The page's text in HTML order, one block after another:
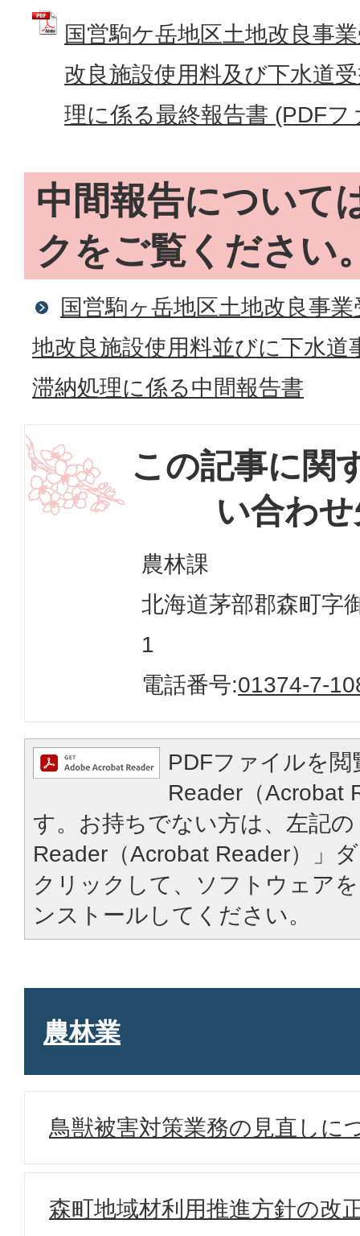
国営駒ケ岳地区土地改良事
改良施設使用料及び下水道
理に係る最終報告書 (PDF
中間報告について
クをご覧ください
国営駒ヶ岳地区土地改良事
地改良施設使用料並びに下水道
滞納処理に係る中間報告書
この記事に関
い合わ
農林課
北海道茅部郡森町字
1
電話番号:01374-7-
PDFファイルを
Reader（Acrobat
す。お持ちでない方は、左記
Reader（Acrobat Reader）」
クリックして、ソフトウェア
ンストールしてください。
農林業
鳥獣被害対策業務の見直しに
森町地域材利用推進方針の改